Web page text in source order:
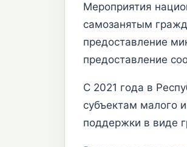
Мероприятия
самозанятым
предоставление
предоставление
С 2021 года в
субъектам малого
поддержки в виде